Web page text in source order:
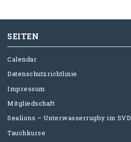
SEITEN
Calendar
Datenschutzrichtlinie
Impressum
Mitgliedschaft
Sealions – Unterwasserrugby im SVD
Tauchkurse